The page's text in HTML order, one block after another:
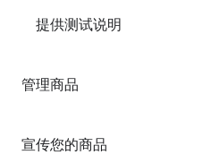
提供测试说明
管理商品
宣传您的商品